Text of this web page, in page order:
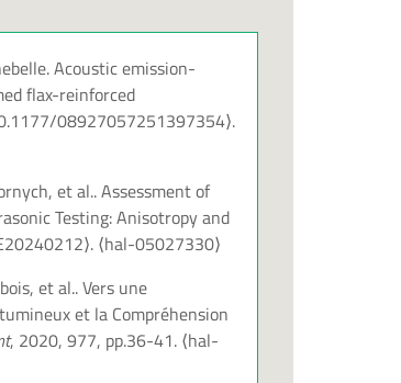
Acoustic emission-
flax-reinforced
08927057251397354⟩.
et al.. Assessment of
Testing: Anisotropy and
. ⟨hal-05027330⟩
et al.. Vers une
et la Compréhension
, 2020, 977, pp.36-41. ⟨hal-